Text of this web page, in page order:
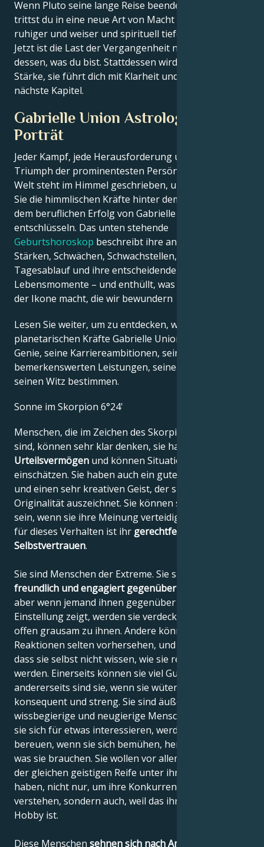
Wenn Pluto seine lange Reise beendet, Skorpion,
trittst du in eine neue Art von Macht ein - eine, die
ruhiger und weiser und spirituell tiefer verankert ist.
Jetzt ist die Last der Vergangenheit nicht mehr Teil
dessen, was du bist. Stattdessen wird sie Teil deiner
Stärke, sie führt dich mit Klarheit und Tiefe in das
nächste Kapitel.
Gabrielle Union Astrologisches
Porträt
Jeder Kampf, jede Herausforderung und jeder
Triumph der prominentesten Persönlichkeiten der
Welt steht im Himmel geschrieben, und jetzt können
Sie die himmlischen Kräfte hinter dem Charme und
dem beruflichen Erfolg von Gabrielle Union
entschlüsseln. Das unten stehende
Geburtshoroskop beschreibt ihre angeborenen
Stärken, Schwächen, Schwachstellen, ihren
Tagesablauf und ihre entscheidenden
Lebensmomente – und enthüllt, was genau sie zu
der Ikone macht, die wir bewundern
Lesen Sie weiter, um zu entdecken, wie die
planetarischen Kräfte Gabrielle Unions kreatives
Genie, seine Karriereambitionen, seine
bemerkenswerten Leistungen, seine Weisheit und
seinen Witz bestimmen.
Sonne im Skorpion 6°24'
Menschen, die im Zeichen des Skorpions geboren
sind, können sehr klar denken, sie haben ein
Urteilsvermögen und können Situationen sehr gut
einschätzen. Sie haben auch ein gutes Gedächtnis
und einen sehr kreativen Geist, der sich durch seine
Originalität auszeichnet. Sie können sehr hartnäckig
sein, wenn sie ihre Meinung verteidigen. Der Grund
für dieses Verhalten ist ihr gerechtfertigtes
Selbstvertrauen.
Sie sind Menschen der Extreme. Sie sind
freundlich und engagiert gegenüber ihren Freunden
aber wenn jemand ihnen gegenüber eine negative
Einstellung zeigt, werden sie verdeckt oder sogar
offen grausam zu ihnen. Andere können ihre
Reaktionen selten vorhersehen, und es ist möglich,
dass sie selbst nicht wissen, wie sie reagieren
werden. Einerseits können sie viel Gutes tun, aber
andererseits sind sie, wenn sie wütend sind, genauso
konsequent und streng. Sie sind äußerst
wissbegierige und neugierige Menschen, und wenn
sie sich für etwas interessieren, werden sie es nicht
bereuen, wenn sie sich bemühen, herauszufinden,
was sie brauchen. Sie wollen vor allem Menschen mit
der gleichen geistigen Reife unter ihrer Kontrolle
haben, nicht nur, um ihre Konkurrenz richtig zu
verstehen, sondern auch, weil das ihr besonderes
Hobby ist.
Diese Menschen sehnen sich nach Anerkennung